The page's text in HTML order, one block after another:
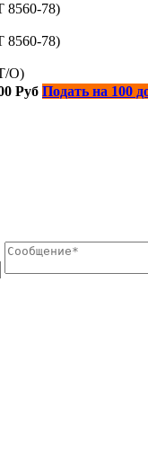
8560-78)
8560-78)
О)
Руб Подать на 100